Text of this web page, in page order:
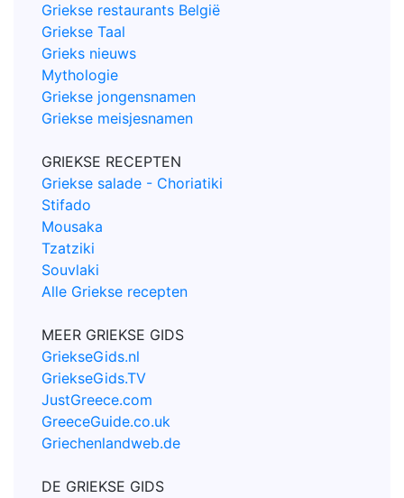
Griekse restaurants België
Griekse Taal
Grieks nieuws
Mythologie
Griekse jongensnamen
Griekse meisjesnamen
GRIEKSE RECEPTEN
Griekse salade - Choriatiki
Stifado
Mousaka
Tzatziki
Souvlaki
Alle Griekse recepten
MEER GRIEKSE GIDS
GriekseGids.nl
GriekseGids.TV
JustGreece.com
GreeceGuide.co.uk
Griechenlandweb.de
DE GRIEKSE GIDS